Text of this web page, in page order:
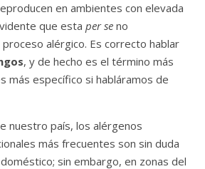
en ambientes con elevada
que esta per se no
alérgico. Es correcto hablar
, y de hecho es el término más
más específico si habláramos de
nuestro país, los alérgenos
más frecuentes son sin duda
sin embargo, en zonas del